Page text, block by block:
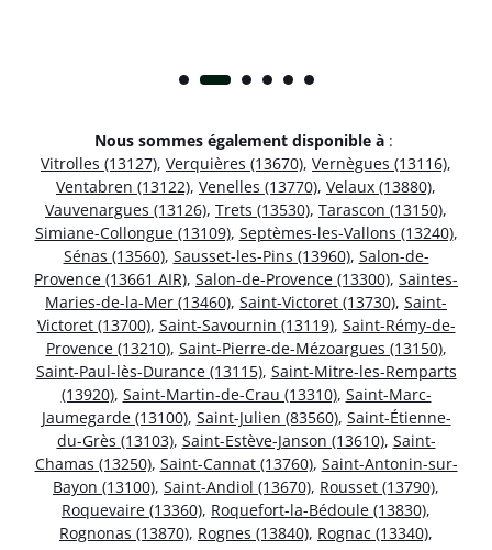
Nous sommes également disponible à :
Vitrolles (13127), Verquières (13670), Vernègues (13116),
Ventabren (13122), Venelles (13770), Velaux (13880),
Vauvenargues (13126), Trets (13530), Tarascon (13150),
Simiane-Collongue (13109), Septèmes-les-Vallons (13240),
Sénas (13560), Sausset-les-Pins (13960), Salon-de-
Provence (13661 AIR), Salon-de-Provence (13300), Saintes-
Maries-de-la-Mer (13460), Saint-Victoret (13730), Saint-
Victoret (13700), Saint-Savournin (13119), Saint-Rémy-de-
Provence (13210), Saint-Pierre-de-Mézoargues (13150),
Saint-Paul-lès-Durance (13115), Saint-Mitre-les-Remparts
(13920), Saint-Martin-de-Crau (13310), Saint-Marc-
Jaumegarde (13100), Saint-Julien (83560), Saint-Étienne-
du-Grès (13103), Saint-Estève-Janson (13610), Saint-
Chamas (13250), Saint-Cannat (13760), Saint-Antonin-sur-
Bayon (13100), Saint-Andiol (13670), Rousset (13790),
Roquevaire (13360), Roquefort-la-Bédoule (13830),
Rognonas (13870), Rognes (13840), Rognac (13340),